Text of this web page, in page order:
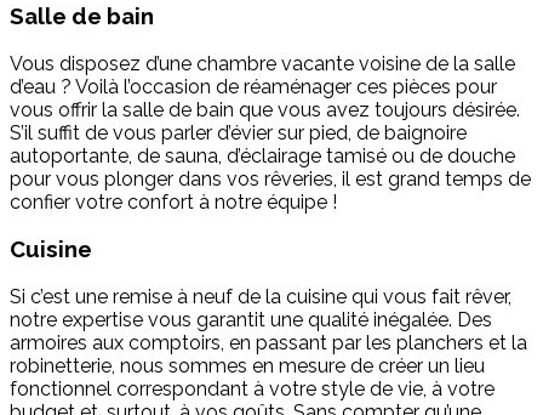
Salle de bain
Vous disposez d’une chambre vacante voisine de la salle
d’eau ? Voilà l’occasion de réaménager ces pièces pour
vous offrir la salle de bain que vous avez toujours désirée.
S’il suffit de vous parler d’évier sur pied, de baignoire
autoportante, de sauna, d’éclairage tamisé ou de douche
pour vous plonger dans vos rêveries, il est grand temps de
confier votre confort à notre équipe !
Cuisine
Si c’est une remise à neuf de la cuisine qui vous fait rêver,
notre expertise vous garantit une qualité inégalée. Des
armoires aux comptoirs, en passant par les planchers et la
robinetterie, nous sommes en mesure de créer un lieu
fonctionnel correspondant à votre style de vie, à votre